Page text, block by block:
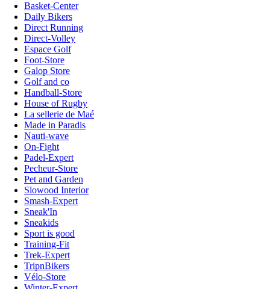
Basket-Center
Daily Bikers
Direct Running
Direct-Volley
Espace Golf
Foot-Store
Galop Store
Golf and co
Handball-Store
House of Rugby
La sellerie de Maé
Made in Paradis
Nauti-wave
On-Fight
Padel-Expert
Pecheur-Store
Pet and Garden
Slowood Interior
Smash-Expert
Sneak'In
Sneakids
Sport is good
Training-Fit
Trek-Expert
TripnBikers
Vélo-Store